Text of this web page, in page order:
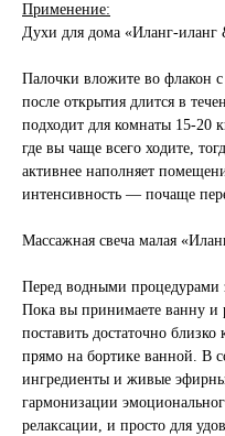
Применение:
Духи для дома «Иланг-
Палочки вложите во флакон
после открытия длится в
подходит для комнаты 15-20
где вы чаще всего ходите,
активнее наполняет
интенсивность — почаще
Массажная свеча малая
Перед водными процедурами
Пока вы принимаете ванну и
поставить достаточно
прямо на бортике ванной. В
ингредиенты и живые
гармонизации
релаксации, и просто для